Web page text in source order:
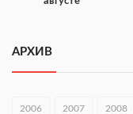
Совет молодых
региона
АРХИВ
2006 2007 2008